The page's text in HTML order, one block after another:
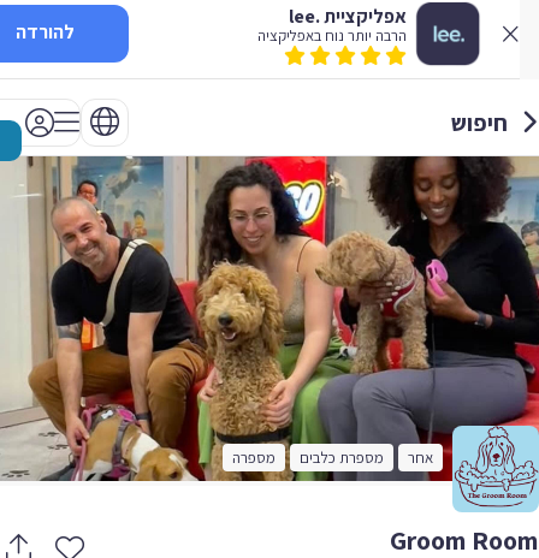
אפליקציית .lee
הרבה יותר נוח באפליקציה להורדה
חיפוש
אחר מספרת כלבים מספרה
Groom